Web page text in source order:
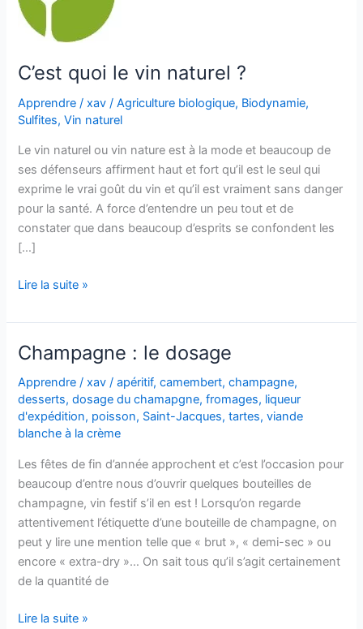
C’est quoi le vin naturel ?
Apprendre /xav/Agriculture biologique, Biodynamie,
Sulfites,Vin naturel
Le vin naturel ou vin nature est à la mode et beaucoup de
ses défenseurs affirment haut et fort qu’il est le seul qui
exprime le vrai goût du vin et qu’il est vraiment sans danger
pour la santé. A force d’entendre un peu tout et de
constater que dans beaucoup d’esprits se confondent les
[…]
C’est
le
vin
naturel
?
Lire la suite »
Champagne : le dosage
Apprendre /xav/apéritif,camembert,champagne,
desserts,dosage du chamapgne,fromages, liqueur
d'expédition, poisson, Saint-Jacques,tartes,viande
blanche à la crème
Les fêtes de fin d’année approchent et c’est l’occasion pour
beaucoup d’entre nous d’ouvrir quelques bouteilles de
champagne, vin festif s’il en est ! Lorsqu’on regarde
attentivement l’étiquette d’une bouteille de champagne, on
peut y lire une mention telle que « brut », « demi-sec » ou
encore « extra-dry »… On sait tous qu’il s’agit certainement
de la quantité de
Champagne
Lire la suite »